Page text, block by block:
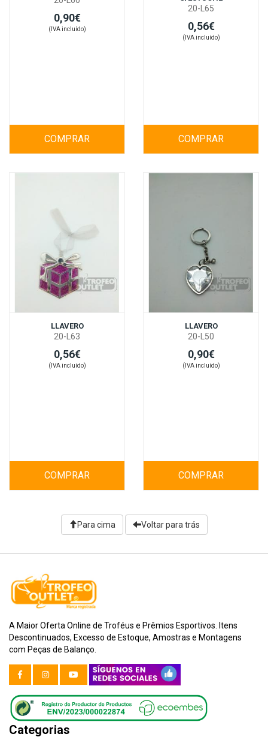
0,90€
(IVA incluído)
COMPRAR
20-L65
0,56€
(IVA incluído)
COMPRAR
LLAVERO
20-L63
0,56€
(IVA incluído)
COMPRAR
LLAVERO
20-L50
0,90€
(IVA incluído)
COMPRAR
Para cima Voltar para trás
A Maior Oferta Online de Troféus e Prêmios Esportivos. Itens
Descontinuados, Excesso de Estoque, Amostras e Montagens
com Peças de Balanço.
Categorias